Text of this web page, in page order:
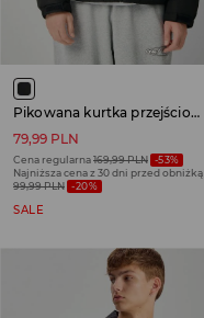
Pikowana kurtka przejściowa na stójce czarna
79,99 PLN
Cena regularna169,99 PLN -53%
Najniższa cena z 30 dni przed obniżką
99,99 PLN -20%
SALE